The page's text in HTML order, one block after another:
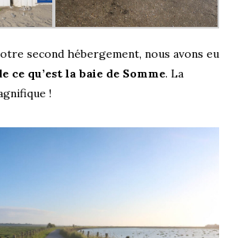
second hébergement, nous avons eu
ce qu’est la baie de Somme. La
!